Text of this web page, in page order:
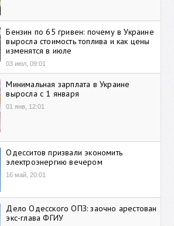
Бензин по 65 гривен: почему в Украине
выросла стоимость топлива и как цены
изменятся в июле
03 июл, 09:01
Минимальная зарплата в Украине
выросла с 1 января
01 янв, 12:01
Одесситов призвали экономить
электроэнергию вечером
16 май, 20:01
Дело Одесского ОПЗ: заочно арестован
экс-глава ФГИУ